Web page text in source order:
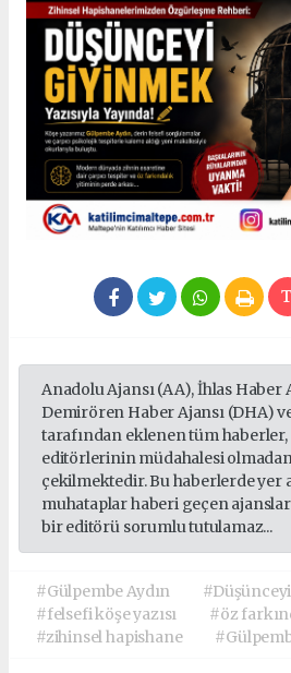
Anadolu Ajansı (AA), İhlas Haber
Demirören Haber Ajansı (DHA)
tarafından eklenen tüm
editörlerinin müdahalesi
çekilmektedir. Bu haberlerde yer
muhataplar haberi geçen
bir editörü sorumlu tutulamaz...
#Gülpembe Aydın
#felsefi köşe yazısı
#öz
#zihinsel hapishane